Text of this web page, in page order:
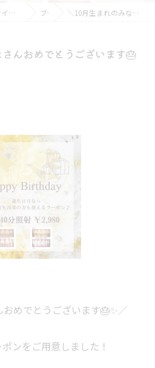
愛知県名古屋のセルフホワイトニングならホワイトニングショップ名古屋店 ブログ ＼10月生まれのみなさんおめでとうございます🎂✨／
んおめでとうございます🎂
めでとうございます🎂✨／
ンをご用意しました！